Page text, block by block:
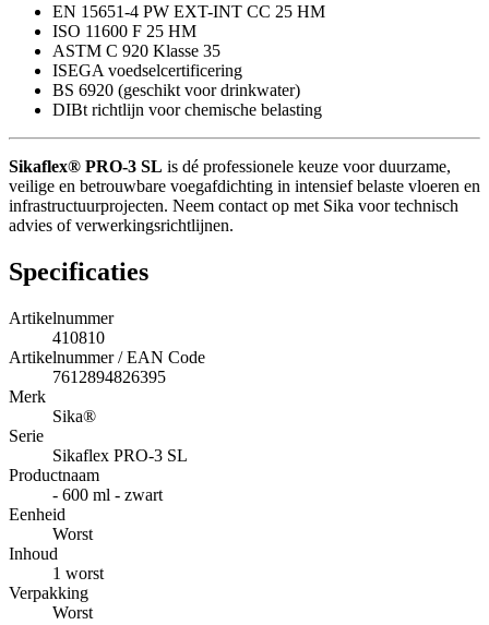
EN 15651-4 PW EXT-INT CC 25 HM
ISO 11600 F 25 HM
ASTM C 920 Klasse 35
ISEGA voedselcertificering
BS 6920 (geschikt voor drinkwater)
DIBt richtlijn voor chemische belasting
Sikaflex® PRO-3 SL is dé professionele keuze voor duurzame,
veilige en betrouwbare voegafdichting in intensief belaste vloeren en
infrastructuurprojecten. Neem contact op met Sika voor technisch
advies of verwerkingsrichtlijnen.
Specificaties
Artikelnummer
410810
Artikelnummer / EAN Code
7612894826395
Merk
Sika®
Serie
Sikaflex PRO-3 SL
Productnaam
- 600 ml - zwart
Eenheid
Worst
Inhoud
1 worst
Verpakking
Worst